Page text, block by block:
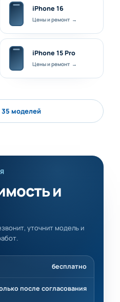
iPhone 16
Цены и ремонт →
iPhone 15 Pro
Цены и ремонт →
моделей
и
уточнит модель и
бесплатно
после согласования